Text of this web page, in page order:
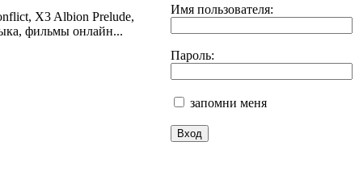
X3 Albion Prelude,
фильмы онлайн...
Имя пользователя:
Пароль:
запомни меня